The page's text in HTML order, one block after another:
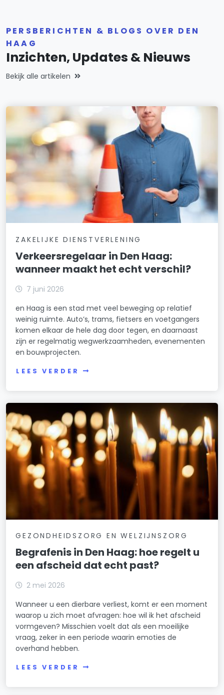
PERSBERICHTEN & BLOGS OVER DEN
HAAG
Inzichten, Updates & Nieuws
Bekijk alle artikelen
ZAKELIJKE DIENSTVERLENING
Verkeersregelaar in Den Haag:
wanneer maakt het echt verschil?
7 juni 2026
en Haag is een stad met veel beweging op relatief
weinig ruimte. Auto’s, trams, fietsers en voetgangers
komen elkaar de hele dag door tegen, en daarnaast
zijn er regelmatig wegwerkzaamheden, evenementen
en bouwprojecten.
LEES VERDER
GEZONDHEIDSZORG EN WELZIJNSZORG
Begrafenis in Den Haag: hoe regelt u
een afscheid dat echt past?
2 mei 2026
Wanneer u een dierbare verliest, komt er een moment
waarop u zich moet afvragen: hoe wil ik het afscheid
vormgeven? Misschien voelt dat als een moeilijke
vraag, zeker in een periode waarin emoties de
overhand hebben.
LEES VERDER